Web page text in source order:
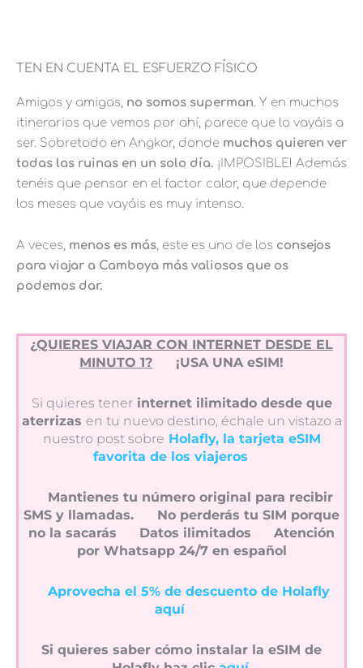
TEN EN CUENTA EL ESFUERZO FÍSICO
Amigos y amigas, no somos superman. Y en muchos
itinerarios que vemos por ahí, parece que lo vayáis a
ser. Sobretodo en Angkor, donde muchos quieren ver
todas las ruinas en un solo día. ¡IMPOSIBLE! Además
tenéis que pensar en el factor calor, que depende
los meses que vayáis es muy intenso.
A veces, menos es más, este es uno de los consejos
para viajar a Camboya más valiosos que os
podemos dar.
¿QUIERES VIAJAR CON INTERNET DESDE EL
MINUTO 1?
¡USA UNA eSIM!
Si quieres tenerinternet ilimitado desde que
aterrizas en tu nuevo destino, échale un vistazo a
nuestro post sobre Holafly, la tarjeta eSIM
favorita de los viajeros
Mantienes tu número original para recibir
SMS y llamadas.
No perderás tu SIM porque
no la sacarás
Datos ilimitados
Atención
por Whatsapp 24/7 en español
Aprovecha el 5% de descuento de Holafly
aquí
Si quieres saber cómo instalar la eSIM de